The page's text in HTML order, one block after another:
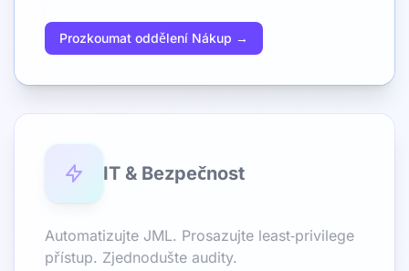
Prozkoumat oddělení Nákup →
IT & Bezpečnost
Automatizujte JML. Prosazujte least‑privilege
přístup. Zjednodušte audity.